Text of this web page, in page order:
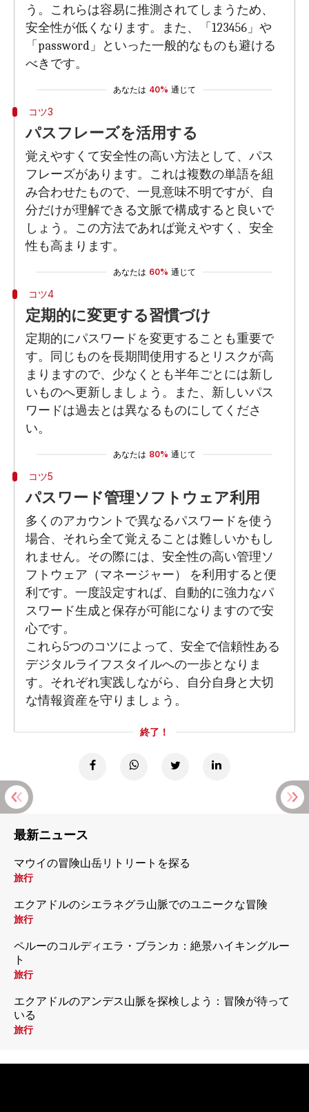
う。これらは容易に推測されてしまうため、
安全性が低くなります。また、「123456」や
「password」といった一般的なものも避ける
べきです。
あなたは 40% 通じて
コツ3
パスフレーズを活用する
覚えやすくて安全性の高い方法として、パス
フレーズがあります。これは複数の単語を組
み合わせたもので、一見意味不明ですが、自
分だけが理解できる文脈で構成すると良いで
しょう。この方法であれば覚えやすく、安全
性も高まります。
あなたは 60% 通じて
コツ4
定期的に変更する習慣づけ
定期的にパスワードを変更することも重要で
す。同じものを長期間使用するとリスクが高
まりますので、少なくとも半年ごとには新し
いものへ更新しましょう。また、新しいパス
ワードは過去とは異なるものにしてくださ
い。
あなたは 80% 通じて
コツ5
パスワード管理ソフトウェア利用
多くのアカウントで異なるパスワードを使う
場合、それら全て覚えることは難しいかもし
れません。その際には、安全性の高い管理ソ
フトウェア（マネージャー） を利用すると便
利です。一度設定すれば、自動的に強力なパ
スワード生成と保存が可能になりますので安
心です。
これら5つのコツによって、安全で信頼性ある
デジタルライフスタイルへの一歩となりま
す。それぞれ実践しながら、自分自身と大切
な情報資産を守りましょう。
終了！
最新ニュース
マウイの冒険山岳リトリートを探る
旅行
エクアドルのシエラネグラ山脈でのユニークな冒険
旅行
ペルーのコルディエラ・ブランカ：絶景ハイキングルー
ト
旅行
エクアドルのアンデス山脈を探検しよう：冒険が待って
いる
旅行